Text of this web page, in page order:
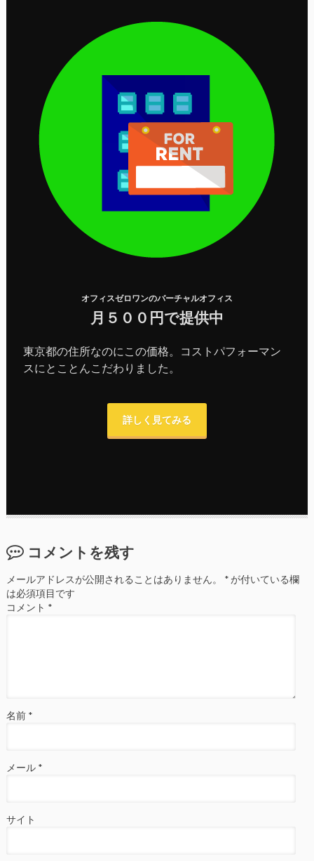
オフィスゼロワンのバーチャルオフィス
月５００円で提供中
東京都の住所なのにこの価格。コストパフォーマン
スにとことんこだわりました。
詳しく見てみる
コメントを残す
メールアドレスが公開されることはありません。 *が付いている欄
は必須項目です
コメント *
名前 *
メール *
サイト